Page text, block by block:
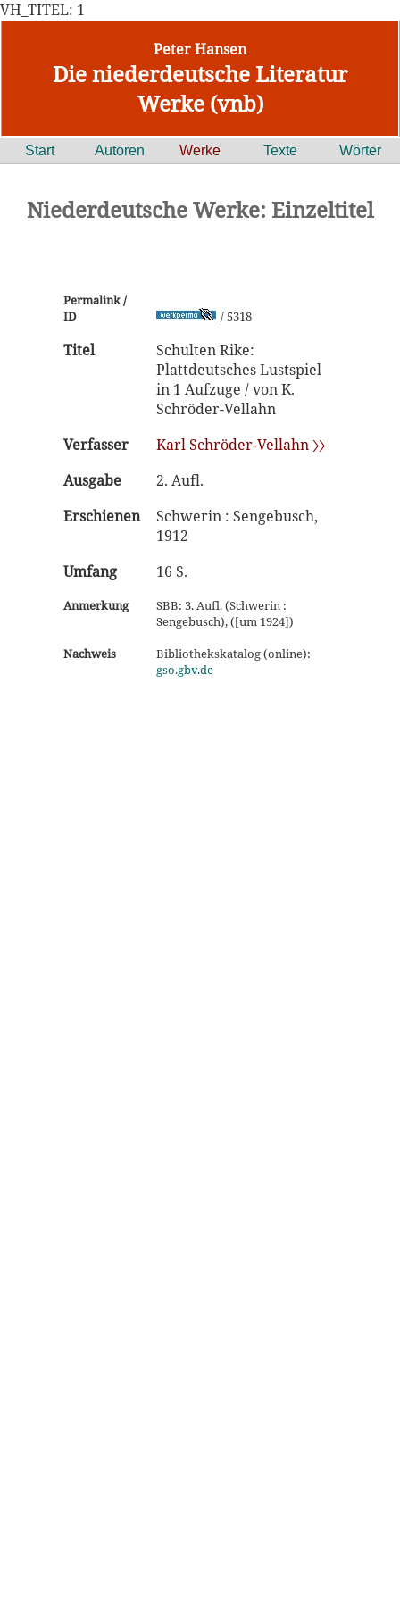
VH_TITEL: 1
Peter Hansen
Die niederdeutsche Literatur
Werke (vnb)
Start Autoren Werke Texte Wörter
Niederdeutsche Werke: Einzeltitel
Permalink /
ID
/ 5318
Titel
Schulten Rike:
Plattdeutsches Lustspiel
in 1 Aufzuge / von K.
Schröder-Vellahn
Verfasser
Karl Schröder-Vellahn 〉〉
Ausgabe
2. Aufl.
Erschienen
Schwerin : Sengebusch,
1912
Umfang
16 S.
Anmerkung
SBB: 3. Aufl. (Schwerin :
Sengebusch), ([um 1924])
Nachweis
Bibliothekskatalog (online):
gso.gbv.de